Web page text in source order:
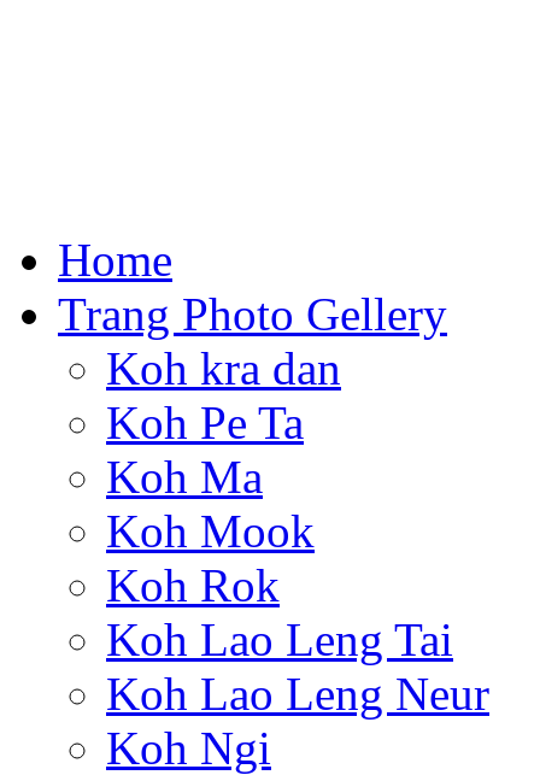
Home
Trang Photo Gellery
Koh kra dan
Koh Pe Ta
Koh Ma
Koh Mook
Koh Rok
Koh Lao Leng Tai
Koh Lao Leng Neur
Koh Ngi